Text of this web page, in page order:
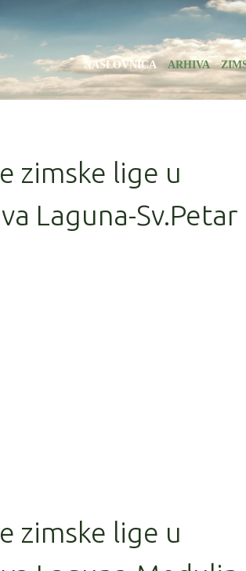
NASLOVNICA ARHIVA
zimske lige u
Laguna-Sv.Petar
zimske lige u